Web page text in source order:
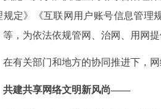
规定》《互联网用户账号信息管理
等，为依法依规管网、治网、用网提
在有关部门和地方的协同推进下，
共建共享网络文明新风尚——